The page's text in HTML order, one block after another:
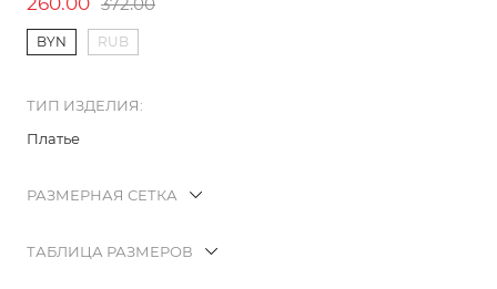
BYN RUB
ТИП ИЗДЕЛИЯ:
Платье
РАЗМЕРНАЯ СЕТКА
ТАБЛИЦА РАЗМЕРОВ